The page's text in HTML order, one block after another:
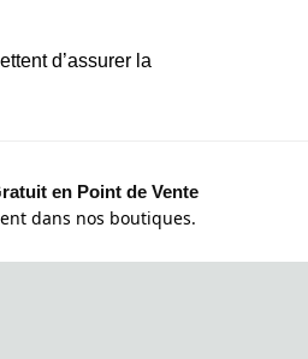
d’assurer la
en Point de Vente
dans nos boutiques.